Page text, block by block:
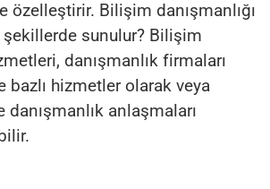
özelleştirir. Bilişim danışmanlığı
sunulur? Bilişim
danışmanlık firmaları
bazlı hizmetler olarak veya
anlaşmaları